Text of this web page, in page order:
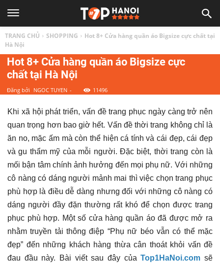
HÀ
Top
địa
điểm,
công
TRANG CHỦ SHOPPING
Hot 8+ Cửa hàng quần áo Bigsize cực chất tại
Hà Nội
Hot 8+ Cửa hàng quần áo Bigsize cực
chất tại Hà Nội
Đăng bởi NGOC TUYEN - 11496
Khi xã hội phát triển, vấn đề trang phục ngày càng trở nên
quan trọng hơn bao giờ hết. Vấn đề thời trang không chỉ là
ăn no, mặc ấm mà còn thể hiện cá tính và cái đẹp, cái đẹp
và gu thẩm mỹ của mỗi người. Đặc biệt, thời trang còn là
mối bận tâm chính ảnh hưởng đến mọi phụ nữ. Với những
cô nàng có dáng người mảnh mai thì việc chọn trang phục
phù hợp là điều dễ dàng nhưng đối với những cô nàng có
dáng người đầy đặn thường rất khó để chọn được trang
phục phù hợp. Một số cửa hàng quần áo đã được mở ra
nhằm truyền tải thông điệp “Phụ nữ béo vẫn có thể mặc
đẹp” đến những khách hàng thừa cân thoát khỏi vấn đề
đau đầu này. Bài viết sau đây củaTop1HaNoi.com sẽ